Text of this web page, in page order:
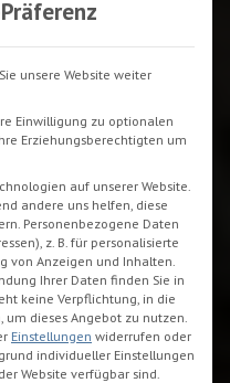
unsere Website weiter
Einwilligung zu optionalen
Erziehungsberechtigten um
auf unserer Website.
andere uns helfen, diese
Personenbezogene Daten
z. B. für personalisierte
von Anzeigen und Inhalten.
Ihrer Daten finden Sie in
keine Verpflichtung, in die
dieses Angebot zu nutzen.
Einstellungen widerrufen oder
individueller Einstellungen
Website verfügbar sind.